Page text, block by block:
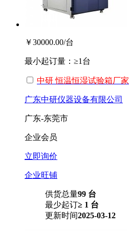
￥30000.00/台
最小起订量： ≥1台
中研 恒温恒湿试验箱厂家
广东中研仪器设备有限公司
广东-东莞市
企业会员
立即询价
企业旺铺
供货总量99 台
最少起订≥ 1 台
更新时间2025-03-12